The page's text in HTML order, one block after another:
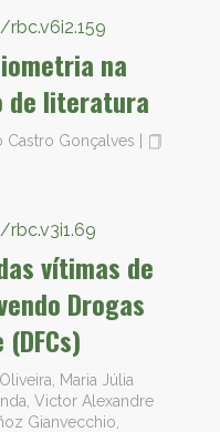
na
de literatura
Castro Gonçalves
vítimas de
Drogas
Maria Júlia
Victor Alexandre
Gianvecchio,